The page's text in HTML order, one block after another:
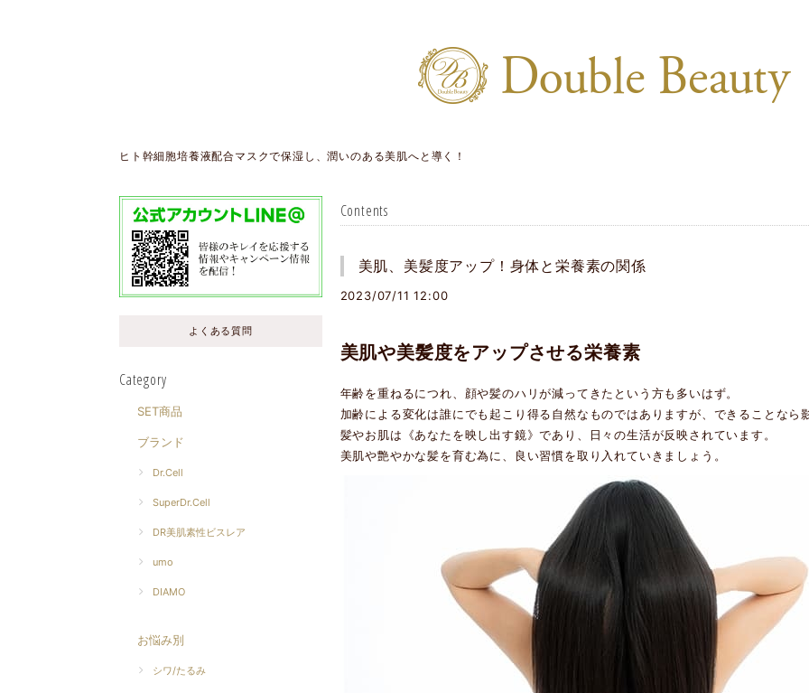
ヒト幹細胞培養液配合マスクで保湿し、潤いのある美肌へと導く！
よくある質問
Category
SET商品
ブランド
Dr.Cell
SuperDr.Cell
DR美肌素性ビスレア
umo
DIAMO
お悩み別
シワ/たるみ
Contents
美肌、美髪度アップ！身体と栄養素の関係
2023/07/11 12:00
美肌や美髪度をアップさせる栄養素
年齢を重ねるにつれ、顔や髪のハリが減ってきたという方も多いはず。
加齢による変化は誰にでも起こり得る自然なものではありますが、できることな
髪やお肌は《あなたを映し出す鏡》であり、日々の生活が反映されています。
美肌や艶やかな髪を育む為に、良い習慣を取り入れていきましょう。